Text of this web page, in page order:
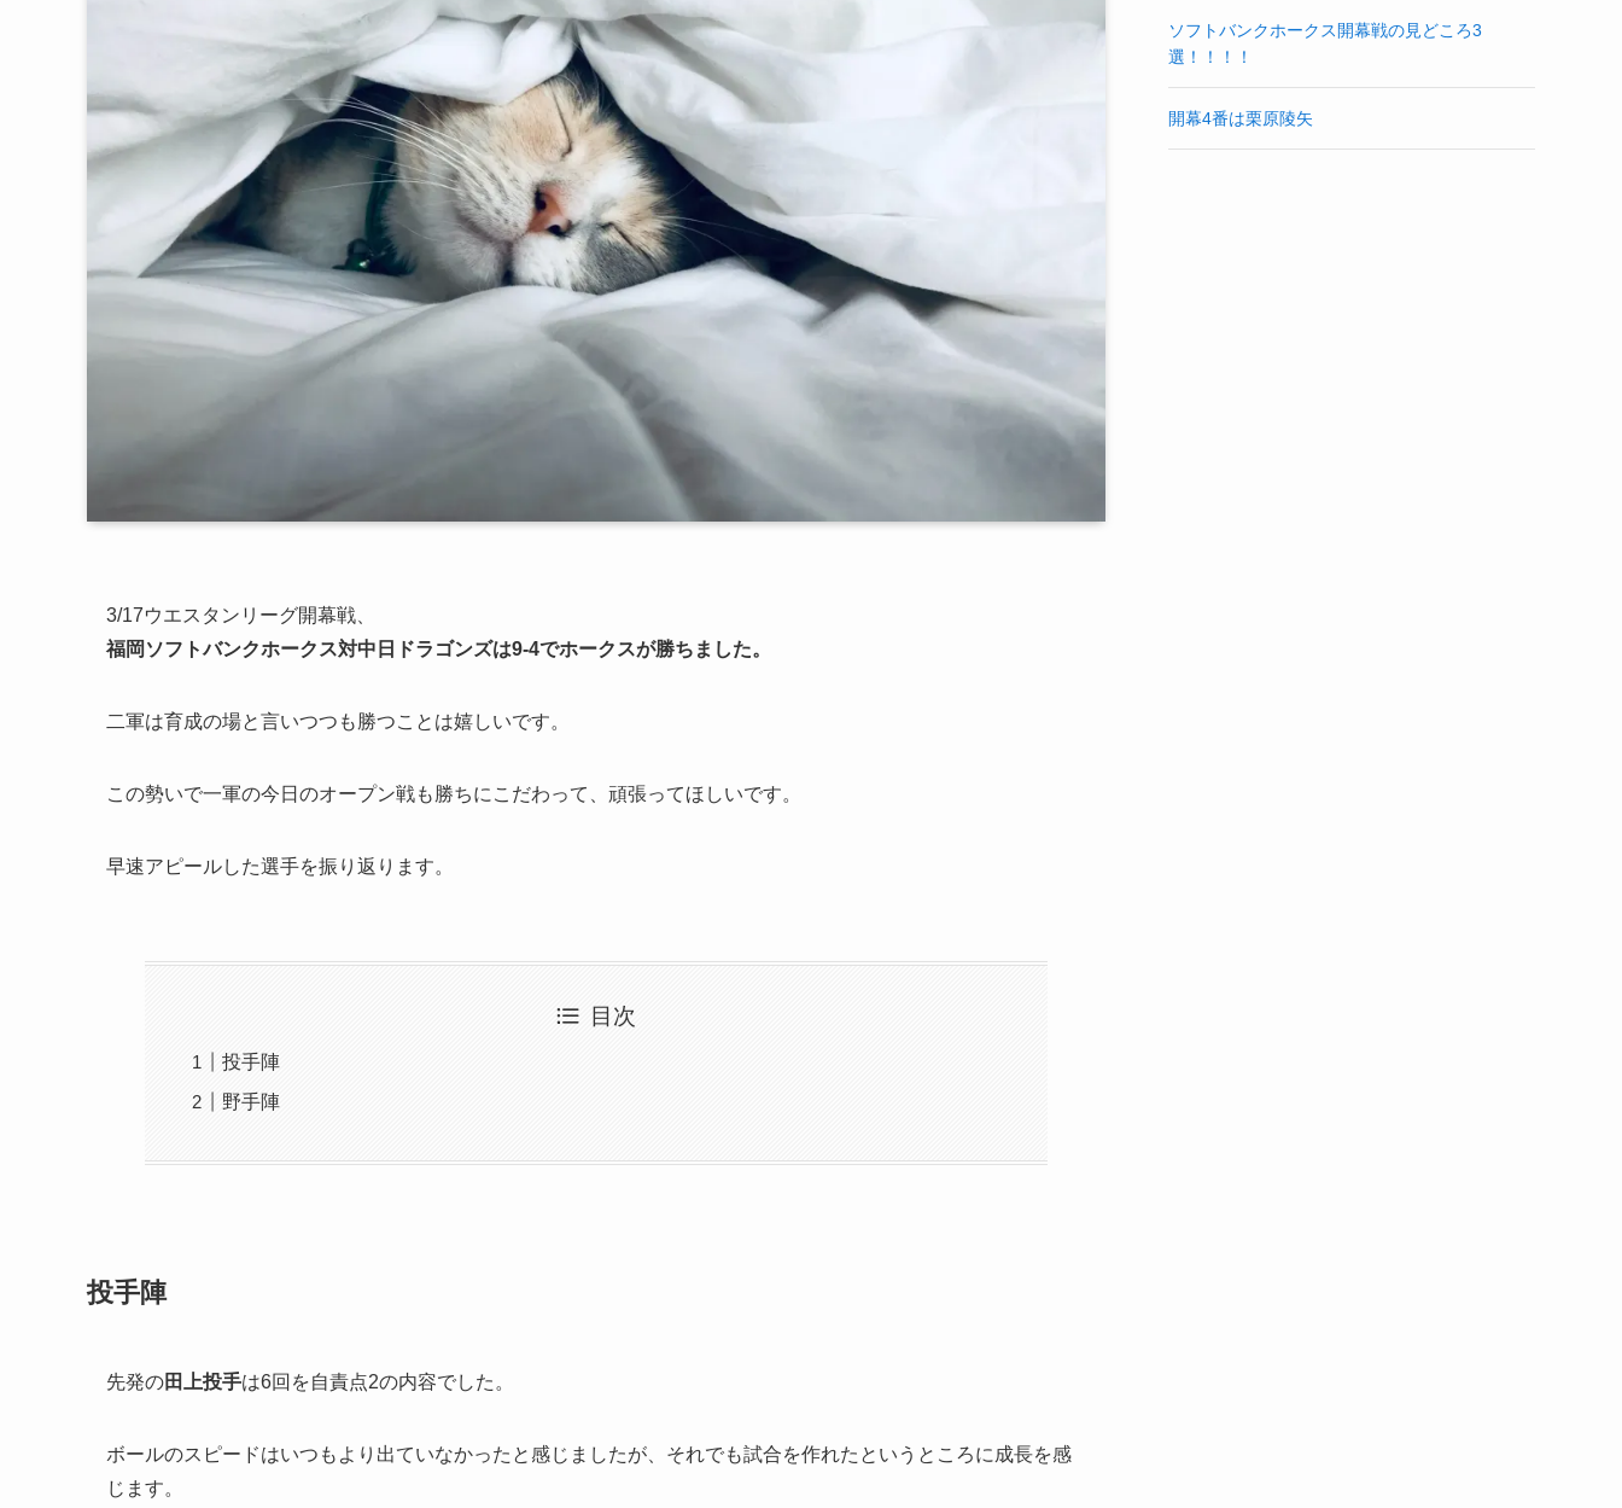
3/17ウエスタンリーグ開幕戦、
福岡ソフトバンクホークス対中日ドラゴンズは9-4でホークスが勝ちました。
二軍は育成の場と言いつつも勝つことは嬉しいです。
この勢いで一軍の今日のオープン戦も勝ちにこだわって、頑張ってほしいです。
早速アピールした選手を振り返ります。
目次
投手陣
野手陣
投手陣
先発の田上投手は6回を自責点2の内容でした。
ボールのスピードはいつもより出ていなかったと感じましたが、それでも試合を作れたというところに成長を感
じます。
ソフトバンクホークス開幕戦の見どころ3
選！！！！
開幕4番は栗原陵矢